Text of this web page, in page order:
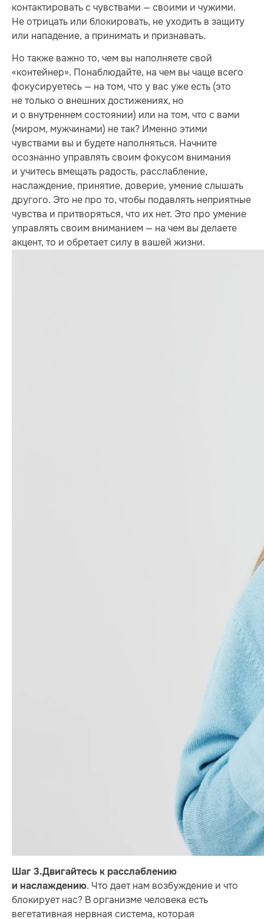
контактировать с чувствами — своими и чужими.
Не отрицать или блокировать, не уходить в защиту
или нападение, а принимать и признавать.
Но также важно то, чем вы наполняете свой
«контейнер». Понаблюдайте, на чем вы чаще всего
фокусируетесь — на том, что у вас уже есть (это
не только о внешних достижениях, но
и о внутреннем состоянии) или на том, что с вами
(миром, мужчинами) не так? Именно этими
чувствами вы и будете наполняться. Начните
осознанно управлять своим фокусом внимания
и учитесь вмещать радость, расслабление,
наслаждение, принятие, доверие, умение слышать
другого. Это не про то, чтобы подавлять неприятные
чувства и притворяться, что их нет. Это про умение
управлять своим вниманием — на чем вы делаете
акцент, то и обретает силу в вашей жизни.
Шаг 3.Двигайтесь к расслаблению
и наслаждению. Что дает нам возбуждение и что
блокирует нас? В организме человека есть
вегетативная нервная система, которая